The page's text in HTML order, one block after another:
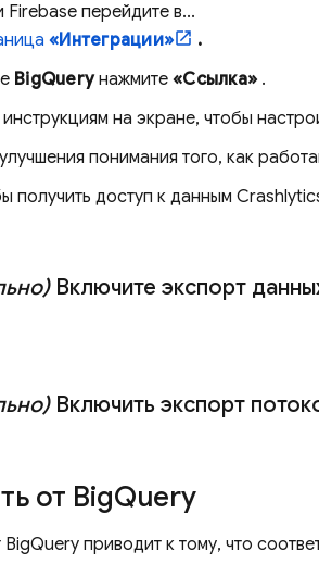
Firebase перейдите в...
«Интеграции»
.
BigQueryнажмите «Ссылка» .
на экране, чтобы
понимания того, как
получить доступ к данным
Включите экспорт
Включить экспорт
от BigQuery
BigQuery приводит к тому, что